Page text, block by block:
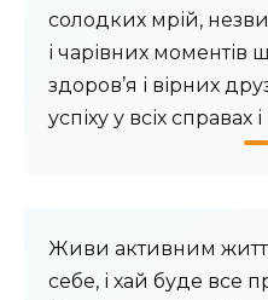
солодких мрій,
і чарівних моментів
здоров’я і вірних
успіху у всіх справах
Живи активним
себе, і хай буде все